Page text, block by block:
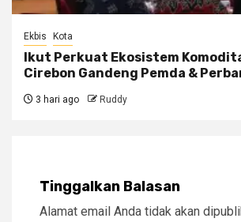
Ekbis Kota
Ikut Perkuat Ekosistem
Cirebon Gandeng Pemda &
3 hari ago Ruddy
Tinggalkan Balasan
Alamat email Anda tidak akan